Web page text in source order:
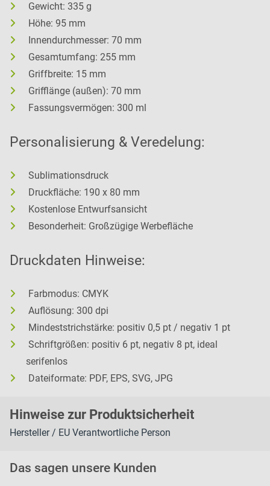
Gewicht: 335 g
Höhe: 95 mm
Innendurchmesser: 70 mm
Gesamtumfang: 255 mm
Griffbreite: 15 mm
Grifflänge (außen): 70 mm
Fassungsvermögen: 300 ml
Personalisierung & Veredelung:
Sublimationsdruck
Druckfläche: 190 x 80 mm
Kostenlose Entwurfsansicht
Besonderheit: Großzügige Werbefläche
Druckdaten Hinweise:
Farbmodus: CMYK
Auflösung: 300 dpi
Mindeststrichstärke: positiv 0,5 pt / negativ 1 pt
Schriftgrößen: positiv 6 pt, negativ 8 pt, ideal
serifenlos
Dateiformate: PDF, EPS, SVG, JPG
Hinweise zur Produktsicherheit
Hersteller / EU Verantwortliche Person
Das sagen unsere Kunden